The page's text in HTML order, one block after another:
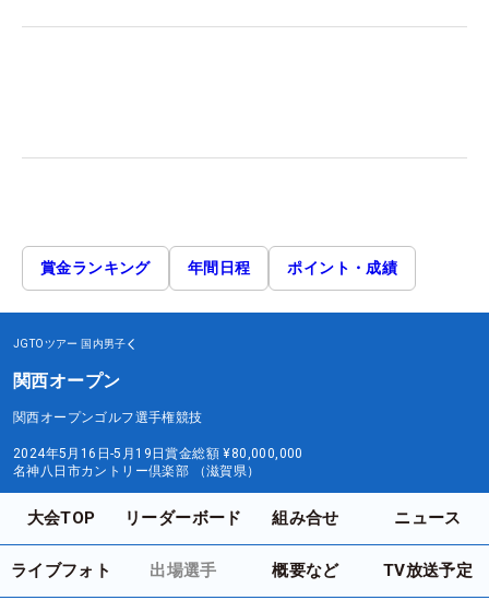
賞金ランキング 年間日程 ポイント・成績
JGTOツアー 国内男子
関西オープン
関西オープンゴルフ選手権競技
2024年5月16日-5月19日賞金総額 ¥80,000,000
名神八日市カントリー倶楽部 （滋賀県）
大会TOP リーダーボード 組み合せ ニュース
ライブフォト 出場選手 概要など TV放送予定